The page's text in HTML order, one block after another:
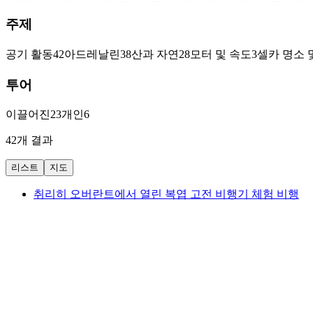
주제
공기 활동42아드레날린38산과 자연 28모터 및 속도3셀카 명소
투어
이끌어진23개인6
42개 결과
리스트 지도
취리히 오버란트에서 열린 복엽 고전 비행기 체험 비행